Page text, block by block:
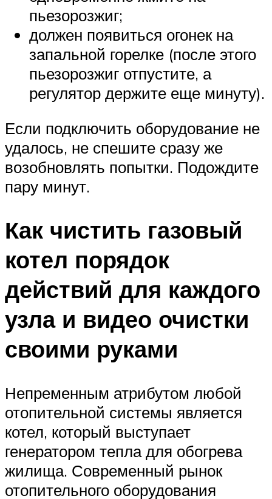
пьезорозжиг;
должен появиться огонек на
запальной горелке (после этого
пьезорозжиг отпустите, а
регулятор держите еще минуту).
Если подключить оборудование не
удалось, не спешите сразу же
возобновлять попытки. Подождите
пару минут.
Как чистить газовый
котел порядок
действий для каждого
узла и видео очистки
своими руками
Непременным атрибутом любой
отопительной системы является
котел, который выступает
генератором тепла для обогрева
жилища. Современный рынок
отопительного оборудования